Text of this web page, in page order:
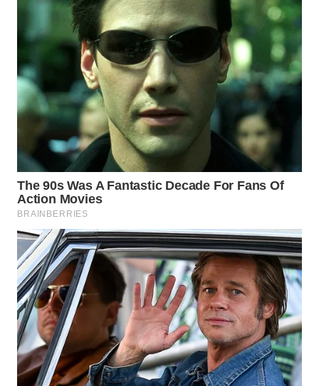
WN
Media
Group
WAHANA
NEWS
WAHANA
TANI
WAHANA
ADVOKAT
WAHANA
INFRASTRUKTUR
WAHANA
KONSUMEN
WAHANA